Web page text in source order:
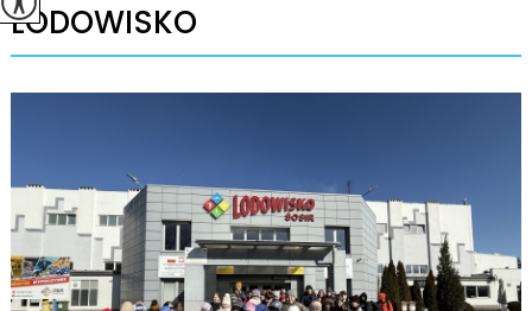
LODOWISKO